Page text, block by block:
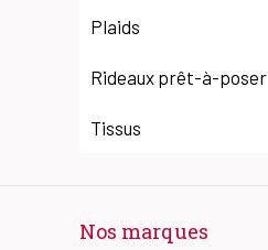
Plaids
Rideaux prêt-à-poser
Tissus
Nos marques